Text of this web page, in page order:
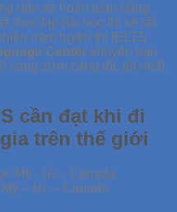
dẫn sẽ hoàn toàn bằng
theo kịp bài học thì sẽ rất
năm luyện thi IELTS
Center khuyên bạn
càng sớm càng tốt, tốt nhất
cần đạt khi đi
trên thế giới
– Úc – Canada